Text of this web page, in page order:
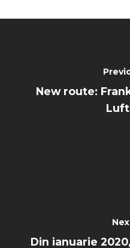
New route:
Din ianuarie